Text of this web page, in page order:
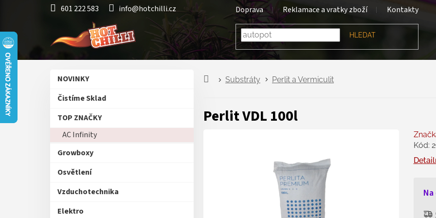
601 222 583 info@hotchilli.cz Doprava Reklamace a vratky zboží Kontakty
HLEDAT
a
Přeskočit
NOVINKY
Čistíme Sklad
TOP ZNAČKY
AC Infinity
Growboxy
Osvětlení
Vzduchotechnika
Elektro
Substráty Perlit a Vermiculit
Perlit VDL 100l
Kód: